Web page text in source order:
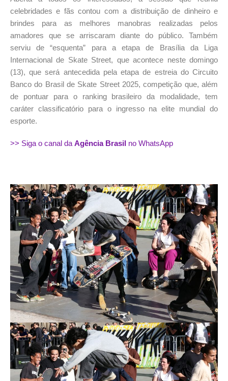
celebridades e fãs contou com a distribuição de dinheiro e
brindes para as melhores manobras realizadas pelos
amadores que se arriscaram diante do público. Também
serviu de “esquenta” para a etapa de Brasília da Liga
Internacional de Skate Street, que acontece neste domingo
(13), que será antecedida pela etapa de estreia do Circuito
Banco do Brasil de Skate Street 2025, competição que, além
de pontuar para o ranking brasileiro da modalidade, tem
caráter classificatório para o ingresso na elite mundial do
esporte.
>> Siga o canal da Agência Brasil no WhatsApp